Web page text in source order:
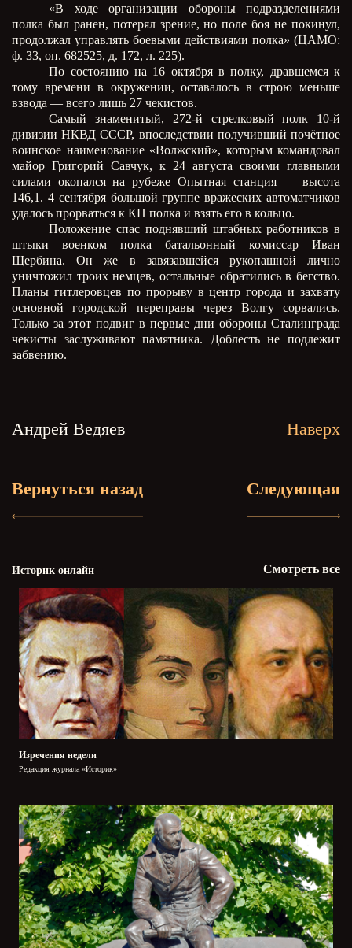
«В ходе организации обороны подразделениями
полка был ранен, потерял зрение, но поле боя не покинул,
продолжал управлять боевыми действиями полка» (ЦАМО:
ф. 33, оп. 682525, д. 172, л. 225).
По состоянию на 16 октября в полку, дравшемся к
тому времени в окружении, оставалось в строю меньше
взвода — всего лишь 27 чекистов.
Самый знаменитый, 272-й стрелковый полк 10-й
дивизии НКВД СССР, впоследствии получивший почётное
воинское наименование «Волжский», которым командовал
майор Григорий Савчук, к 24 августа своими главными
силами окопался на рубеже Опытная станция — высота
146,1. 4 сентября большой группе вражеских автоматчиков
удалось прорваться к КП полка и взять его в кольцо.
Положение спас поднявший штабных работников в
штыки военком полка батальонный комиссар Иван
Щербина. Он же в завязавшейся рукопашной лично
уничтожил троих немцев, остальные обратились в бегство.
Планы гитлеровцев по прорыву в центр города и захвату
основной городской переправы через Волгу сорвались.
Только за этот подвиг в первые дни обороны Сталинграда
чекисты заслуживают памятника. Доблесть не подлежит
забвению.
Андрей Ведяев Наверх
Вернуться назад Следующая
Историк онлайн Смотреть все
Изречения недели
Редакция журнала «Историк»